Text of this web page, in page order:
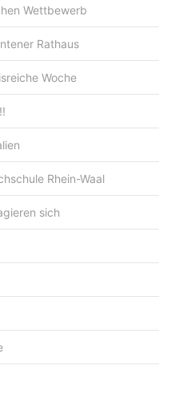
Wettbewerb
Rathaus
Woche
Rhein-Waal
sich